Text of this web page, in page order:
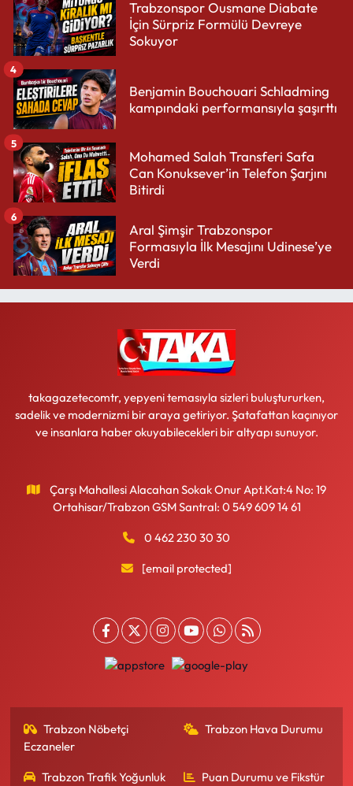
Trabzonspor Ousmane Diabate
İçin Sürpriz Formülü Devreye
Sokuyor
Benjamin Bouchouari Schladming
kampındaki performansıyla şaşırttı
4
Mohamed Salah Transferi Safa
Can Konuksever’in Telefon Şarjını
Bitirdi
5
Aral Şimşir Trabzonspor
Formasıyla İlk Mesajını Udinese’ye
Verdi
6
takagazetecomtr, yepyeni temasıyla sizleri buluştururken,
sadelik ve modernizmi bir araya getiriyor. Şatafattan kaçınıyor
ve insanlara haber okuyabilecekleri bir altyapı sunuyor.
Çarşı Mahallesi Alacahan Sokak Onur Apt.Kat:4 No: 19
Ortahisar/Trabzon GSM Santral: 0 549 609 14 61
0 462 230 30 30
[email protected]
Trabzon Nöbetçi
Eczaneler
Trabzon Hava Durumu
Trabzon Trafik Yoğunluk Puan Durumu ve Fikstür